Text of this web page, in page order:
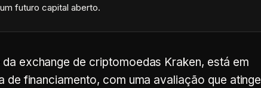
futuro capital aberto.
exchange de criptomoedas Kraken, está em
de financiamento, com uma avaliação que atinge